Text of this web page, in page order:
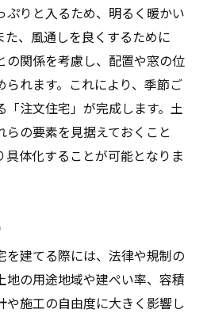
ぷりと入るため、明るく暖かい
、風通しを良くするために
の関係を考慮し、配置や窓の位
られます。これにより、季節ご
「注文住宅」が完成します。土
の要素を見据えておくこと
具体化することが可能となりま
を建てる際には、法律や規制の
地の用途地域や建ぺい率、容積
施工の自由度に大きく影響し